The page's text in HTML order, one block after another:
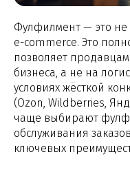
Фулфилмент — это не
e-commerce. Это
позволяет
бизнеса, а не на
условиях жёсткой
(Ozon, Wildberries,
чаще выбирают
обслуживания
ключевых